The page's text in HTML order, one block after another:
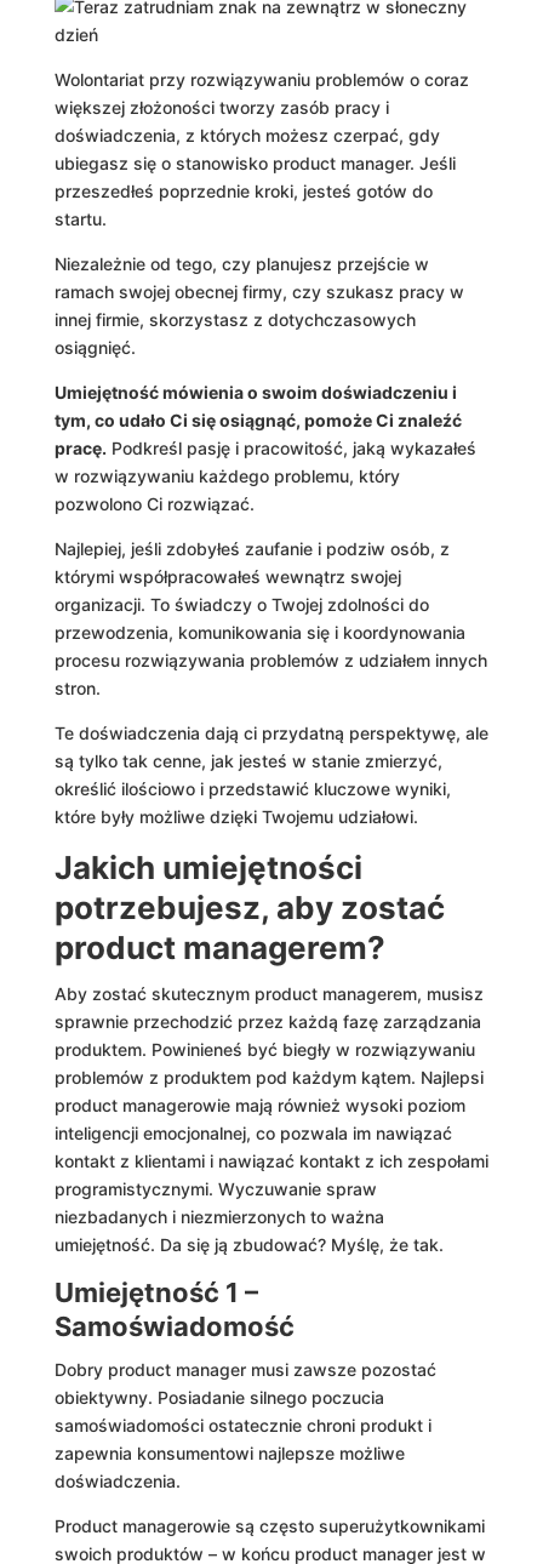
Wolontariat przy rozwiązywaniu problemów o coraz
większej złożoności tworzy zasób pracy i
doświadczenia, z których możesz czerpać, gdy
ubiegasz się o stanowisko product manager. Jeśli
przeszedłeś poprzednie kroki, jesteś gotów do
startu.
Niezależnie od tego, czy planujesz przejście w
ramach swojej obecnej firmy, czy szukasz pracy w
innej firmie, skorzystasz z dotychczasowych
osiągnięć.
Umiejętność mówienia o swoim doświadczeniu i
tym, co udało Ci się osiągnąć, pomoże Ci znaleźć
pracę. Podkreśl pasję i pracowitość, jaką wykazałeś
w rozwiązywaniu każdego problemu, który
pozwolono Ci rozwiązać.
Najlepiej, jeśli zdobyłeś zaufanie i podziw osób, z
którymi współpracowałeś wewnątrz swojej
organizacji. To świadczy o Twojej zdolności do
przewodzenia, komunikowania się i koordynowania
procesu rozwiązywania problemów z udziałem innych
stron.
Te doświadczenia dają ci przydatną perspektywę, ale
są tylko tak cenne, jak jesteś w stanie zmierzyć,
określić ilościowo i przedstawić kluczowe wyniki,
które były możliwe dzięki Twojemu udziałowi.
Jakich umiejętności
potrzebujesz, aby zostać
product managerem?
Aby zostać skutecznym product managerem, musisz
sprawnie przechodzić przez każdą fazę zarządzania
produktem. Powinieneś być biegły w rozwiązywaniu
problemów z produktem pod każdym kątem. Najlepsi
product managerowie mają również wysoki poziom
inteligencji emocjonalnej, co pozwala im nawiązać
kontakt z klientami i nawiązać kontakt z ich zespołami
programistycznymi. Wyczuwanie spraw
niezbadanych i niezmierzonych to ważna
umiejętność. Da się ją zbudować? Myślę, że tak.
Umiejętność 1 –
Samoświadomość
Dobry product manager musi zawsze pozostać
obiektywny. Posiadanie silnego poczucia
samoświadomości ostatecznie chroni produkt i
zapewnia konsumentowi najlepsze możliwe
doświadczenia.
Product managerowie są często superużytkownikami
swoich produktów – w końcu product manager jest w